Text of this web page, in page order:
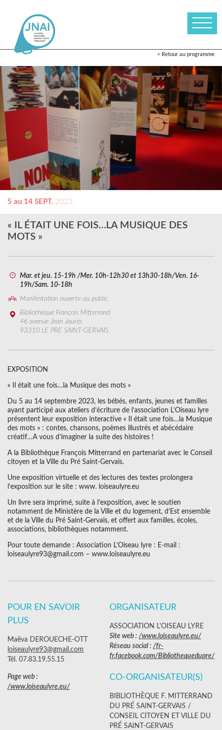
< Retour au programme
5 au 14 SEPT. 2023
« IL ÉTAIT UNE FOIS…LA MUSIQUE DES
MOTS »
Mar. et jeu. 15-19h /Mer. 10h-12h30 et 13h30-18h/Ven. 16-
19h/Sam. 10-18h
Manifestation ouverte au public
Bibliothèque François Mitterrand
46 avenue Jean Jaurès
93310 LE PRE SAINT-GERVAIS
EXPOSITION
« Il était une fois…la Musique des mots »
Du 5 au 14 septembre 2023, les bébés, enfants, jeunes et familles
ayant participé aux ateliers d’écriture de l’association L’Oiseau lyre
présentent leur exposition interactive « Il était une fois…la Musique
des mots » : contes, chansons, poèmes illustrés et abécédaire
créatif…A vous d’imaginer la suite des histoires !
A la Bibliothèque François Mitterrand en partenariat avec le Conseil
citoyen et la Ville du Pré Saint-Gervais.
Une exposition virtuelle et des lectures des textes prolongera
l’exposition sur le site : www. loiseaulyre.eu
Un livre sera imprimé, suite à l’exposition, avec le soutien
notamment de Ministère de la Ville et du logement, d’Est ensemble
et de la Ville du Pré Saint-Gervais, et offert aux familles, écoles,
associations, bibliothèques notamment.
Pour toute demande : Association L’Oiseau lyre : E-mail :
loiseaulyre93@gmail.com – www.loiseaulyre.eu
POUR EN SAVOIR
PLUS
Maëva DEROUECHE-OTT
loiseaulyre93@gmail.com
Tél. 07.83.19.55.15
Page web :
/www.loiseaulyre.eu/
ORGANISATEUR
ASSOCIATION L'OISEAU LYRE
Site web : /www.loiseaulyre.eu/
Réseau social : /fr-
fr.facebook.com/Bibliothequedupre/
CO-ORGANISATEUR(S)
BIBLIOTHÈQUE F. MITTERRAND
DU PRÉ SAINT-GERVAIS /
CONSEIL CITOYEN ET VILLE DU
PRÉ SAINT-GERVAIS